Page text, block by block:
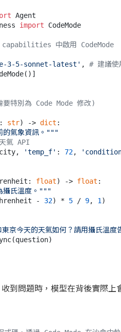
import CodeMode
中啟用 CodeMode
3-5-sonnet-latest' , # 建議使
特別為 Code Mode 修改)
str) -> dict :
的氣象資訊。"""
氣 API
'temp_f' : 72,
float) -> float :
攝氏溫度。"""
- 32) * 5 / 9, 1 )
京今天的天氣如何？請用攝氏溫度
到問題時，模型在背後實際